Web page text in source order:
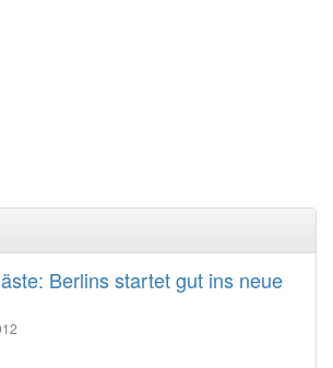
Berlins startet gut ins neue